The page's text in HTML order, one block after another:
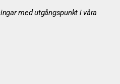
med utgångspunkt i våra